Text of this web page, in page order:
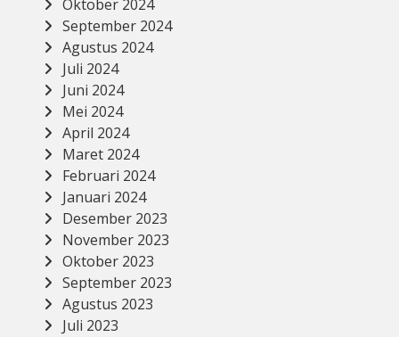
Oktober 2024
September 2024
Agustus 2024
Juli 2024
Juni 2024
Mei 2024
April 2024
Maret 2024
Februari 2024
Januari 2024
Desember 2023
November 2023
Oktober 2023
September 2023
Agustus 2023
Juli 2023